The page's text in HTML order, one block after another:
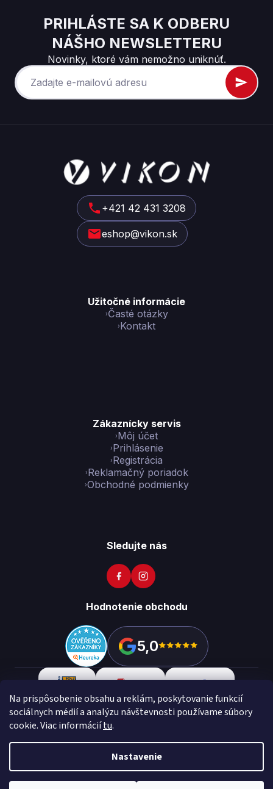
Na prispôsobenie obsahu a reklám, poskytovanie funkcií
sociálnych médií a analýzu návštevnosti používame súbory
cookie. Viac informáciítu.
Nastavenie
PRIHLÁSTE SA K ODBERU
NÁŠHO NEWSLETTERU
Novinky, ktoré vám nemožno uniknúť.
+421 42 431 3208
eshop@vikon.sk
Užitočné informácie
Časté otázky
Kontakt
Zákaznícky servis
Môj účet
Prihlásenie
Registrácia
Reklamačný poriadok
Obchodné podmienky
Sledujte nás
Hodnotenie obchodu
5,0
Copyright 2026Vikon. Všetky práva vyhradené.Upraviť
nastavenie cookies
💙